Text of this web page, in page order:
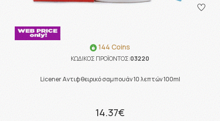
144 Coins
ΚΩΔΙΚΟΣ ΠΡΟΪΟΝΤΟΣ:03220
Licener Αντιφθειρικό σαμπουάν 10 λεπτών 100ml
14.37€